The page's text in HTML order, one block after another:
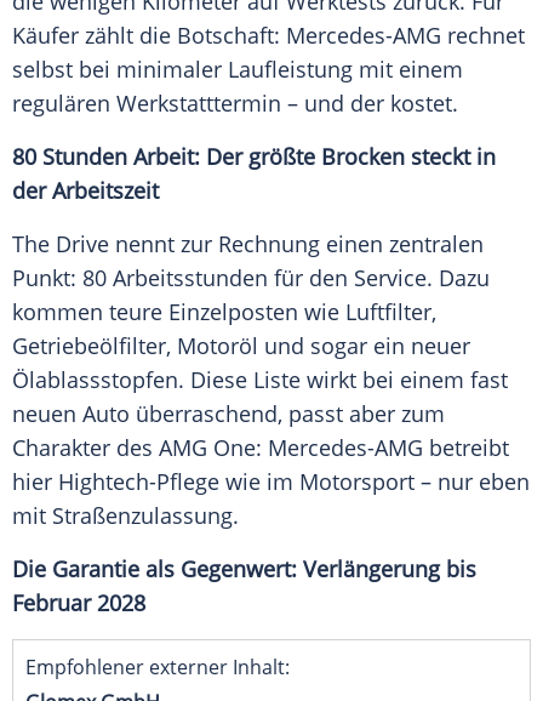
Käufer zählt die Botschaft: Mercedes-AMG rechnet
selbst bei minimaler Laufleistung mit einem
regulären Werkstatttermin – und der kostet.
80 Stunden Arbeit: Der größte Brocken steckt in
der Arbeitszeit
The Drive nennt zur Rechnung einen zentralen
Punkt: 80 Arbeitsstunden für den Service. Dazu
kommen teure Einzelposten wie Luftfilter,
Getriebeölfilter, Motoröl und sogar ein neuer
Ölablassstopfen. Diese Liste wirkt bei einem fast
neuen Auto überraschend, passt aber zum
Charakter des AMG One: Mercedes-AMG betreibt
hier Hightech-Pflege wie im Motorsport – nur eben
mit Straßenzulassung.
Die Garantie als Gegenwert: Verlängerung bis
Februar 2028
Empfohlener externer Inhalt: